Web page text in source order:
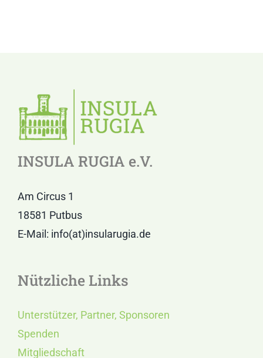
INSULA RUGIA e.V.
Am Circus 1
18581 Putbus
E-Mail: info(at)insularugia.de
Nützliche Links
Unterstützer, Partner, Sponsoren
Spenden
Mitgliedschaft